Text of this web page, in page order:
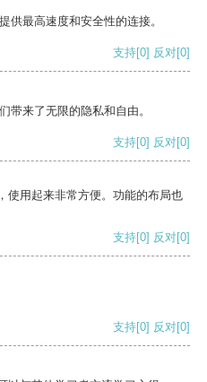
供最高速度和安全性的连接。
支持[0] 反对[0]
带来了无限的隐私和自由。
支持[0] 反对[0]
使用起来非常方便。功能的布局也
支持[0] 反对[0]
支持[0] 反对[0]